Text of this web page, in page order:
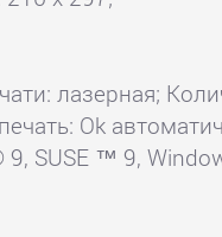
лазерная;
Ok
SUSE ™ 9,